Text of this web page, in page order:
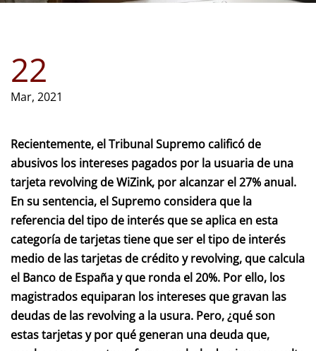
22
Mar, 2021
Recientemente, el Tribunal Supremo calificó de
abusivos los intereses pagados por la usuaria de una
tarjeta revolving de WiZink, por alcanzar el 27% anual.
En su sentencia, el Supremo considera que la
referencia del tipo de interés que se aplica en esta
categoría de tarjetas tiene que ser el tipo de interés
medio de las tarjetas de crédito y revolving, que calcula
el Banco de España y que ronda el 20%. Por ello, los
magistrados equiparan los intereses que gravan las
deudas de las revolving a la usura. Pero, ¿qué son
estas tarjetas y por qué generan una deuda que,